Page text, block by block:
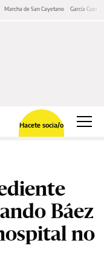
Marcha de San Cayetano García Cuerva
Hacete socia/o
Báez
no